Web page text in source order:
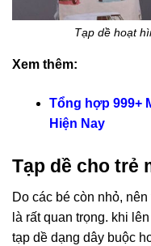
Tạp dề hoạt
Xem thêm:
Tổng hợp 999+
Hiện Nay
Tạp dề cho trẻ
Do các bé còn nhỏ,
là rất quan trọng. khi
tạp dề dạng dây buộc